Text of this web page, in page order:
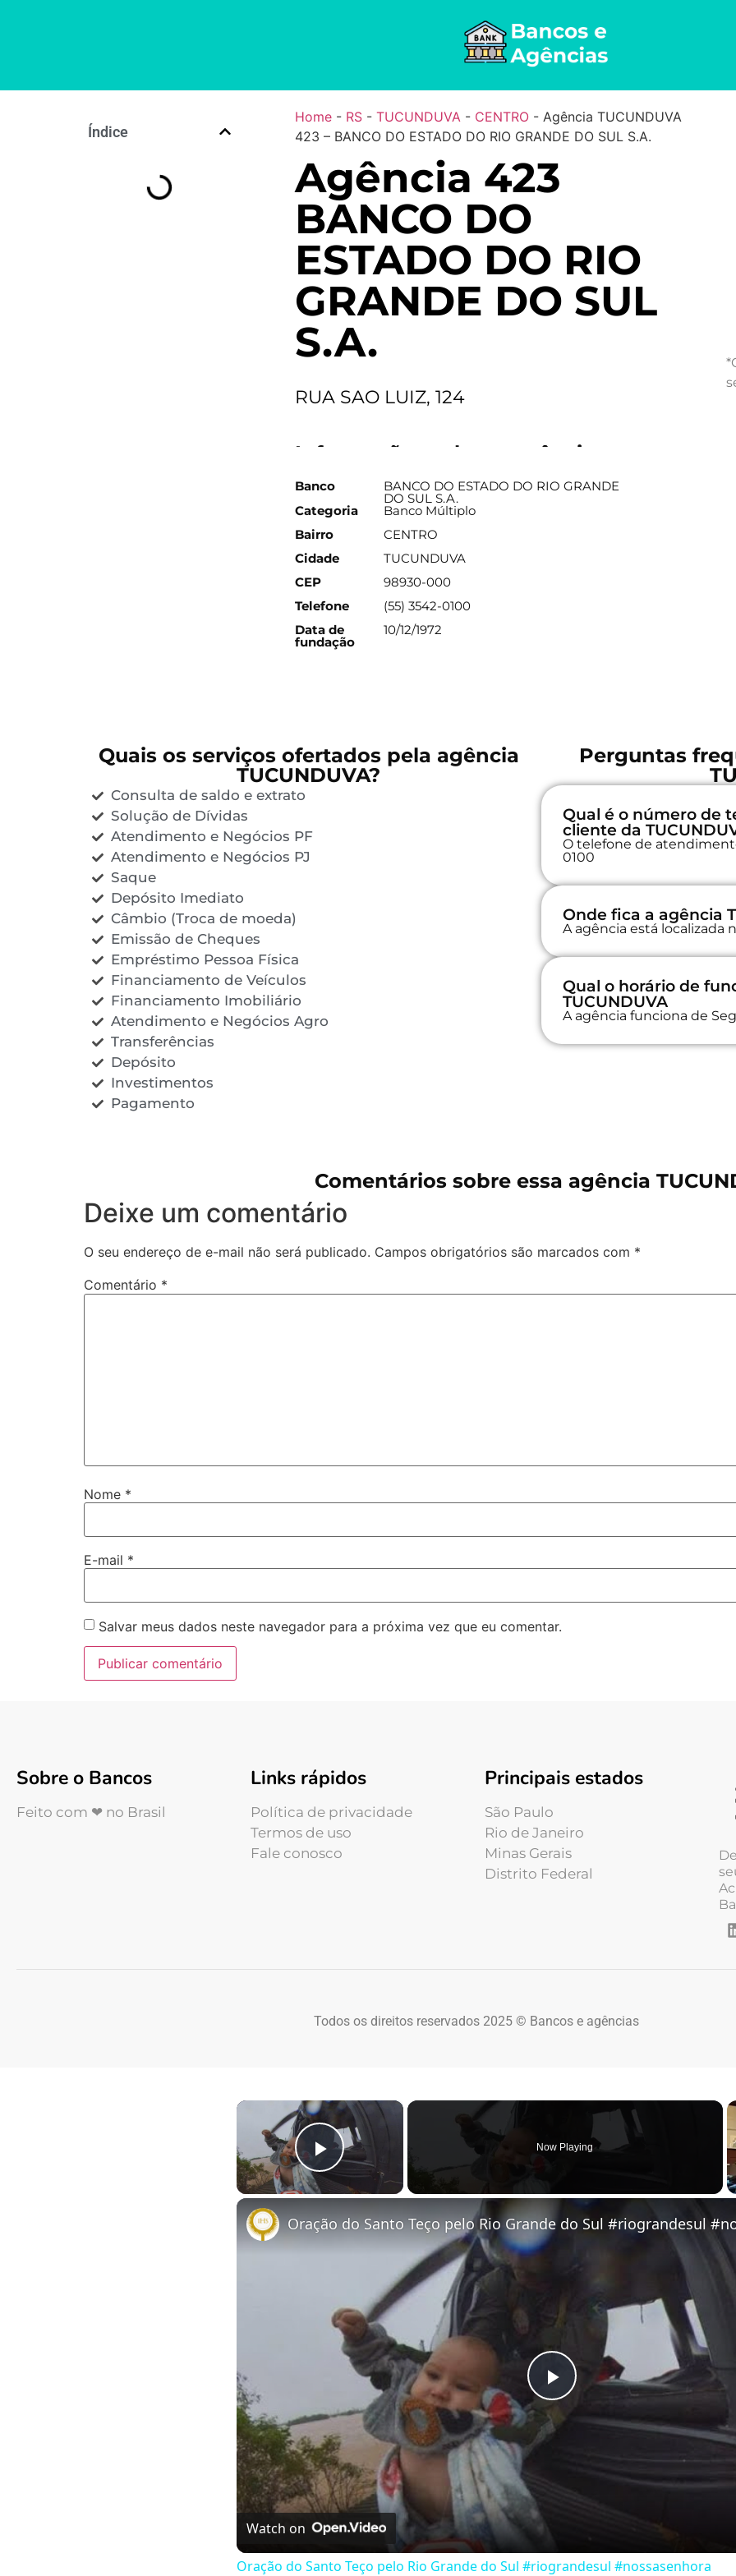
Índice
Home- RS- TUCUNDUVA - CENTRO- Agência TUCUNDUVA
423 – BANCO DO ESTADO DO RIO GRANDE DO SUL S.A.
Agência 423
BANCO DO
ESTADO DO RIO
GRANDE DO SUL
S.A.
RUA SAO LUIZ, 124
Informações sobre a agência
Banco BANCO DO ESTADO DO RIO GRANDE
DO SUL S.A.
Categoria
Banco Múltiplo
Bairro
CENTRO
Cidade
TUCUNDUVA
CEP
98930-000
Telefone
(55) 3542-0100
Data de
fundação
10/12/1972
Quais os serviços ofertados pela agência
TUCUNDUVA?
Consulta de saldo e extrato
Solução de Dívidas
Atendimento e Negócios PF
Atendimento e Negócios PJ
Saque
Depósito Imediato
Câmbio (Troca de moeda)
Emissão de Cheques
Empréstimo Pessoa Física
Financiamento de Veículos
Financiamento Imobiliário
Atendimento e Negócios Agro
Transferências
Depósito
Investimentos
Pagamento
Perguntas
Qual é o número de
cliente da
O telefone de
0100
Onde fica a agência
A agência está localizada
Qual o horário de
TUCUNDUVA
A agência funciona de
Comentários sobre essa agência
Deixe um comentário
O seu endereço de e-mail não será publicado. Campos obrigatórios são marcados com *
Comentário *
Nome *
E-mail *
Salvar meus dados neste navegador para a próxima vez que eu comentar.
Sobre o Bancos
Feito com ❤ no Brasil
Links rápidos
Política de privacidade
Termos de uso
Fale conosco
Principais estados
São Paulo
Rio de Janeiro
Minas Gerais
Distrito Federal
Todos os direitos reservados 2025 © Bancos e agências
×
Play Video
Now Playing
Play Video
Watch on
Oração do Santo Teço pelo Rio Grande do Sul #riograndesul #nossasenhora